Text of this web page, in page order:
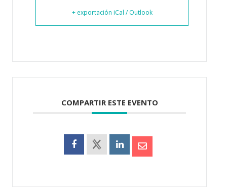
+ exportación iCal / Outlook
COMPARTIR ESTE EVENTO